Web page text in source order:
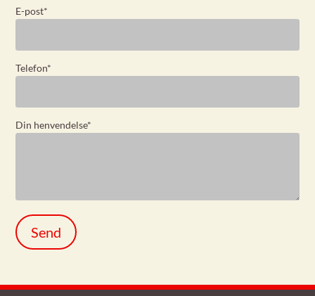
E-post*
Telefon*
Din henvendelse*